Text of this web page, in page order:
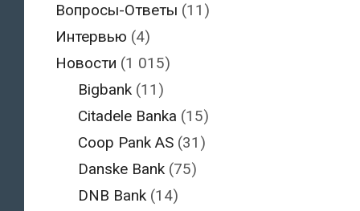
Вопросы-Ответы (11)
Интервью (4)
Новости (1 015)
Bigbank (11)
Citadele Banka (15)
Coop Pank AS (31)
Danske Bank (75)
DNB Bank (14)